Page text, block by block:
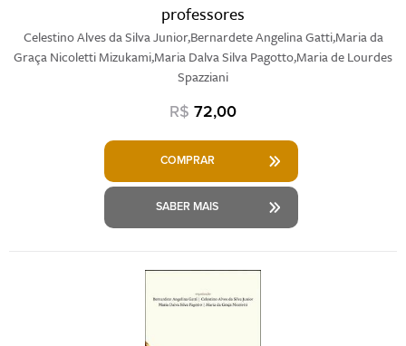
professores
Celestino Alves da Silva Junior,Bernardete Angelina Gatti,Maria da
Graça Nicoletti Mizukami,Maria Dalva Silva Pagotto,Maria de Lourdes
Spazziani
R$ 72,00
COMPRAR
SABER MAIS